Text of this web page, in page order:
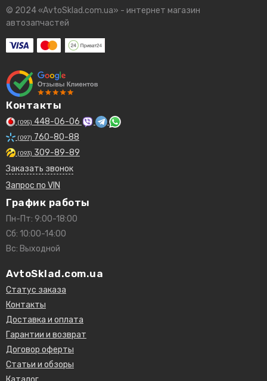
© 2024 «AvtoSklad.com.ua» - интернет магазин
автозапчастей
Контакты
(095) 448-06-06
(097) 760-80-88
(093) 309-89-89
Заказать звонок
Запрос по VIN
График работы
Пн-Пт: 9:00-18:00
Сб: 10:00-14:00
Вс: Выходной
AvtoSklad.com.ua
Статус заказа
Контакты
Доставка и оплата
Гарантии и возврат
Договор оферты
Статьи и обзоры